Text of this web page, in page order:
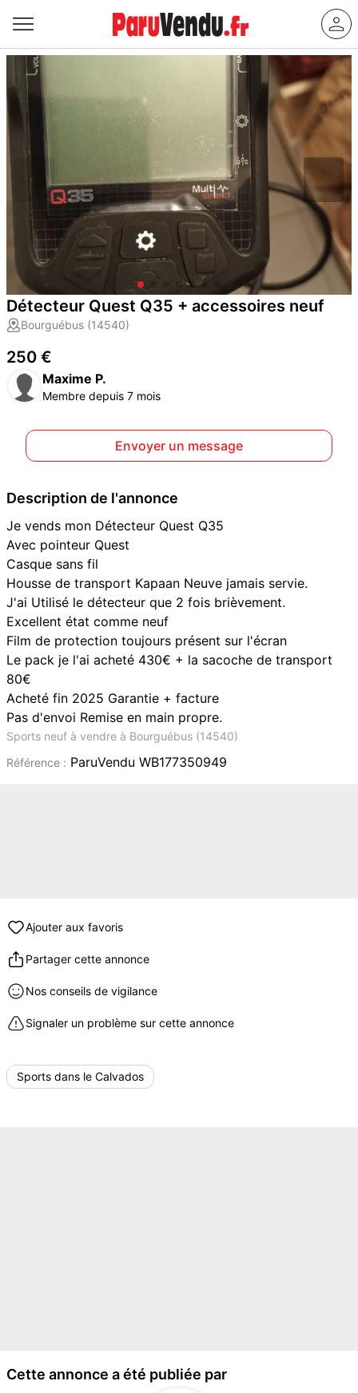
Détecteur Quest Q35 + accessoires neuf
Bourguébus (14540)
250 €
Maxime P.
Membre depuis 7 mois
Envoyer un message
Description de l'annonce
Je vends mon Détecteur Quest Q35
Avec pointeur Quest
Casque sans fil
Housse de transport Kapaan Neuve jamais servie.
J'ai Utilisé le détecteur que 2 fois brièvement.
Excellent état comme neuf
Film de protection toujours présent sur l'écran
Le pack je l'ai acheté 430€ + la sacoche de transport
80€
Acheté fin 2025 Garantie + facture
Pas d'envoi Remise en main propre.
Sports neuf à vendre à Bourguébus (14540)
Référence : ParuVendu WB177350949
Ajouter aux favoris
Partager cette annonce
Nos conseils de vigilance
Signaler un problème sur cette annonce
Sports dans le Calvados
Cette annonce a été publiée par